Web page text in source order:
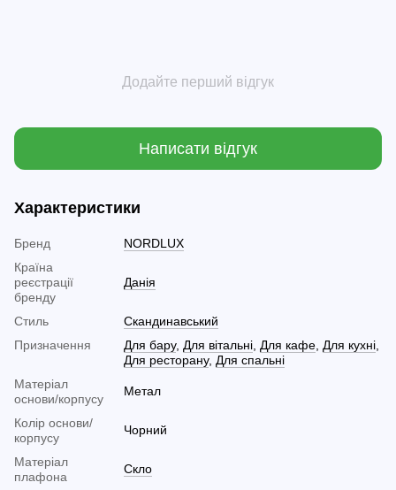
Додайте перший відгук
Написати відгук
Характеристики
Бренд
NORDLUX
Країна
реєстрації
бренду
Данія
Стиль
Скандинавський
Призначення
Для бару, Для вітальні, Для кафе, Для кухні,
Для ресторану, Для спальні
Матеріал
основи/корпусу
Метал
Колір основи/
корпусу
Чорний
Матеріал
плафона
Скло